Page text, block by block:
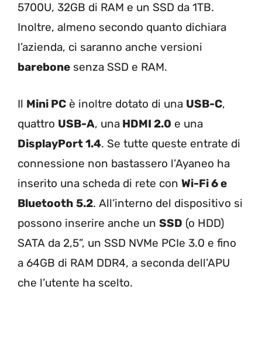
5700U, 32GB di RAM e un SSD da 1TB.
Inoltre, almeno secondo quanto dichiara
l’azienda, ci saranno anche versioni
barebone senza SSD e RAM.
Il Mini PC è inoltre dotato di una USB-C,
quattro USB-A, una HDMI 2.0 e una
DisplayPort 1.4. Se tutte queste entrate di
connessione non bastassero l’Ayaneo ha
inserito una scheda di rete con Wi-Fi 6 e
Bluetooth 5.2. All’interno del dispositivo si
possono inserire anche un SSD (o HDD)
SATA da 2,5”, un SSD NVMe PCIe 3.0 e fino
a 64GB di RAM DDR4, a seconda dell’APU
che l’utente ha scelto.